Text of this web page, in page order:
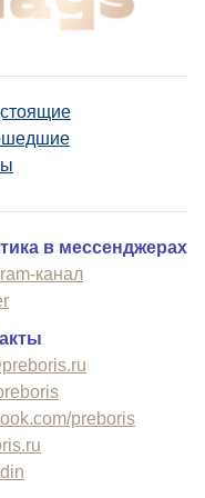
в мессенджерах
канал
preboris